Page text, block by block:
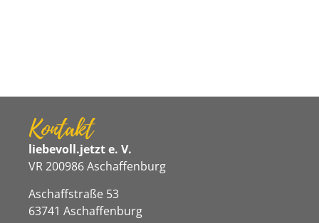
Kontakt
liebevoll.jetzt e. V.
VR 200986 Aschaffenburg
Aschaffstraße 53
63741 Aschaffenburg